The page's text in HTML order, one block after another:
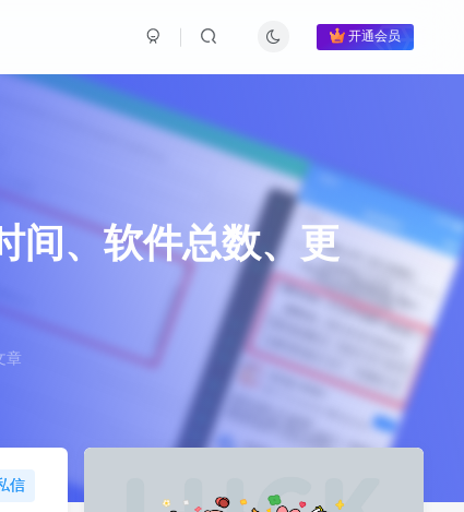
间、软件总数、更
章
开通会员
信